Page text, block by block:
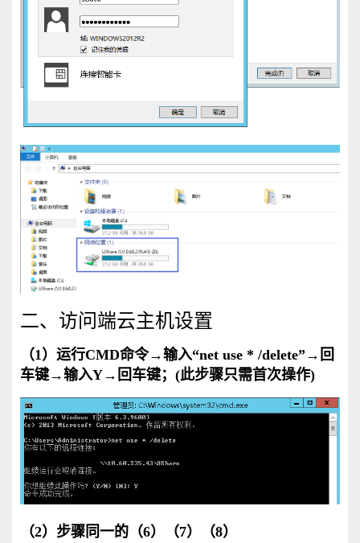
二、访问端云主机设置
（1）运行CMD命令→输入“net use * /delete”→回
车键→输入Y→回车键；(此步骤只需首次操作)
（2）步骤同一的（6）（7）（8）